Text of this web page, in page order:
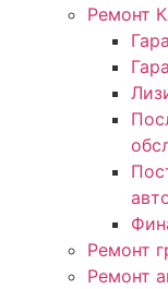
Ремонт
Ремонт
Ремонт